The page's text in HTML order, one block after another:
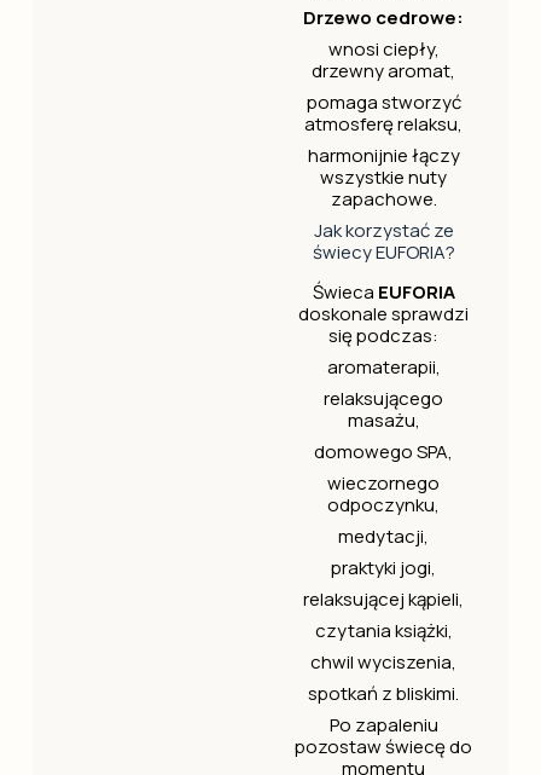
Drzewo cedrowe:
wnosi ciepły,
drzewny aromat,
pomaga stworzyć
atmosferę relaksu,
harmonijnie łączy
wszystkie nuty
zapachowe.
Jak korzystać ze
świecy EUFORIA?
Świeca EUFORIA
doskonale sprawdzi
się podczas:
aromaterapii,
relaksującego
masażu,
domowego SPA,
wieczornego
odpoczynku,
medytacji,
praktyki jogi,
relaksującej kąpieli,
czytania książki,
chwil wyciszenia,
spotkań z bliskimi.
Po zapaleniu
pozostaw świecę do
momentu